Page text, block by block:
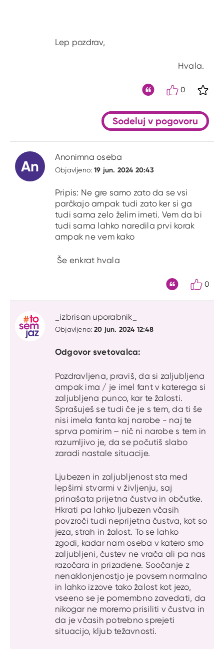
Lep pozdrav,
Hvala.
0
Sodeluj v pogovoru
An
Anonimna oseba
Objavljeno:19 jun. 2024 20:43
Pripis: Ne gre samo zato da se vsi
parčkajo ampak tudi zato ker si ga
tudi sama zelo želim imeti. Vem da bi
tudi sama lahko naredila prvi korak
ampak ne vem kako
Še enkrat hvala
0
_izbrisan uporabnik_
Objavljeno:20 jun. 2024 12:48
Odgovor svetovalca:
Pozdravljena, praviš, da si zaljubljena
ampak ima / je imel fant v katerega si
zaljubljena punco, kar te žalosti.
Sprašuješ se tudi če je s tem, da ti še
nisi imela fanta kaj narobe - naj te
sprva pomirim – nič ni narobe s tem in
razumljivo je, da se počutiš slabo
zaradi nastale situacije.
Ljubezen in zaljubljenost sta med
lepšimi stvarmi v življenju, saj
prinašata prijetna čustva in občutke.
Hkrati pa lahko ljubezen včasih
povzroči tudi neprijetna čustva, kot so
jeza, strah in žalost. To se lahko
zgodi, kadar nam oseba v katero smo
zaljubljeni, čustev ne vrača ali pa nas
razočara in prizadene. Soočanje z
nenaklonjenostjo je povsem normalno
in lahko izzove tako žalost kot jezo,
vseeno se je pomembno zavedati, da
nikogar ne moremo prisiliti v čustva in
da je včasih potrebno sprejeti
situacijo, kljub težavnosti.